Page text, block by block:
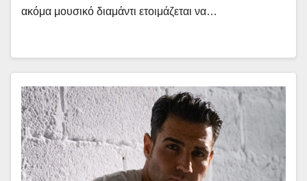
ακόμα μουσικό διαμάντι ετοιμάζεται να…